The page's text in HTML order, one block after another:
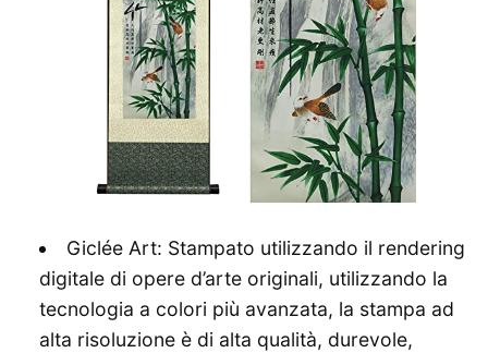
Giclée Art: Stampato utilizzando il rendering
digitale di opere d’arte originali, utilizzando la
tecnologia a colori più avanzata, la stampa ad
alta risoluzione è di alta qualità, durevole,